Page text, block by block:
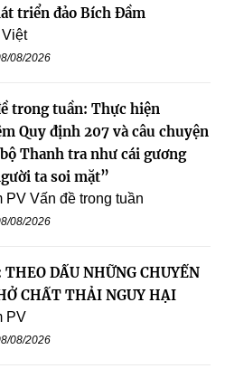
triển đảo Bích Đầm
08/2026
trong tuần: Thực hiện
Quy định 207 và câu chuyện
Thanh tra như cái gương
ta soi mặt”
PV Vấn đề trong tuần
08/2026
THEO DẤU NHỮNG CHUYẾN
CHẤT THẢI NGUY HẠI
PV
08/2026